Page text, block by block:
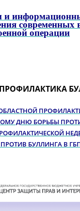
и
современных
операции
ПРОФИЛАКТИКА
ДНЮ БОРЬБЫ
БУЛЛИНГА В